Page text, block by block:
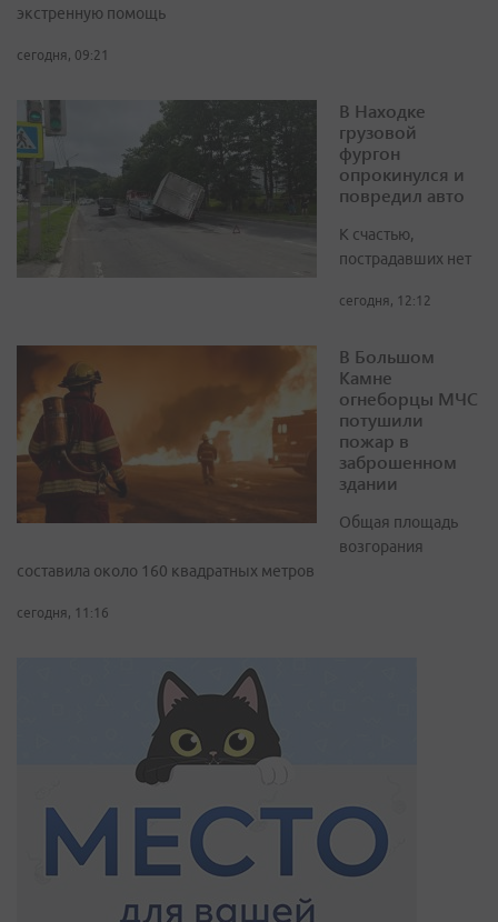
экстренную помощь
сегодня, 09:21
В Находке
грузовой
фургон
опрокинулся и
повредил авто
К счастью,
пострадавших нет
сегодня, 12:12
В Большом
Камне
огнеборцы МЧС
потушили
пожар в
заброшенном
здании
Общая площадь
возгорания
составила около 160 квадратных метров
сегодня, 11:16